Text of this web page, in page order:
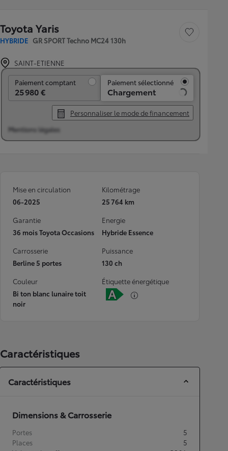
Toyota Yaris
HYBRIDE GR SPORT Techno MC24 130h
Sauvegarder le
SAINT-ETIENNE
Paiement comptant
25 980 €
Paiement sélectionné
336 € /mois
Personnaliser le mode de financement
Mentions légales
Mise en circulation
06-2025
Kilométrage
25 764 km
Garantie
36 mois Toyota Occasions
Energie
Hybride Essence
Carrosserie
Berline 5 portes
Puissance
130 ch
Couleur
Bi ton blanc lunaire toit
noir
Étiquette énergétique
Caractéristiques
Caractéristiques
Dimensions & Carrosserie
Portes
5
Places
5